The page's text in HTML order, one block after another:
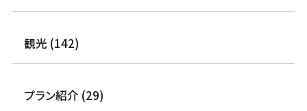
観光 (142)
プラン紹介 (29)